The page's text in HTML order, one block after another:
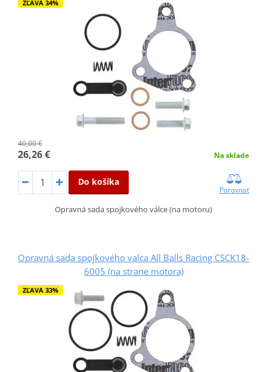
ZĽAVA 34%
40,00 €
26,26 € Na sklade
Do košíka
Porovnať
Opravná sada spojkového válce (na motoru)
Opravná sada spojkového valca All Balls Racing CSCK18-
6005 (na strane motora)
ZĽAVA 33%